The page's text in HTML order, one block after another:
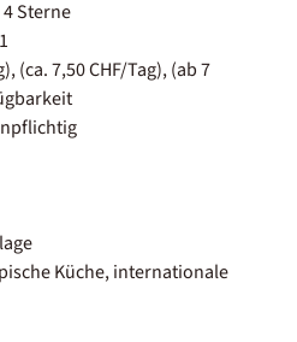
Sterne
(ca. 7,50 CHF/Tag), (ab 7
Küche, internationale